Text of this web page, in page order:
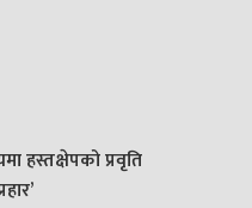
हस्तक्षेपको प्रवृति